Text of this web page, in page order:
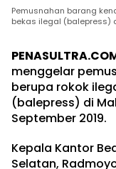
Pemusnahan barang
bekas ilegal (balepress)
menggelar
berupa rokok
(balepress) di
September 2019.
Kepala Kantor
Selatan,